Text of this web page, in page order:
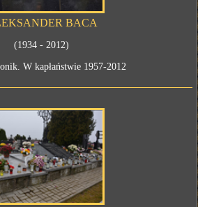
BACA
(1934 - 2012)
W kapłaństwie 1957-2012